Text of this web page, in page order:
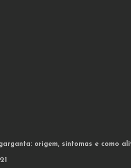
origem, sintomas e como